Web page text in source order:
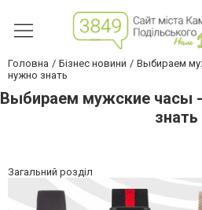
Головна Бізнес новини
Выбираем
нужно знать
Выбираем мужские часы
знать
Загальний розділ